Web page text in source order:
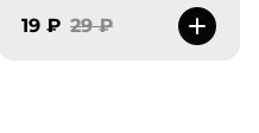
пузиком.
19 ₽ 29 ₽